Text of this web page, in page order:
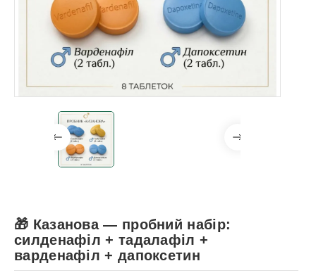
🎁 Казанова — пробний набір:
силденафіл + тадалафіл +
варденафіл + дапоксетин